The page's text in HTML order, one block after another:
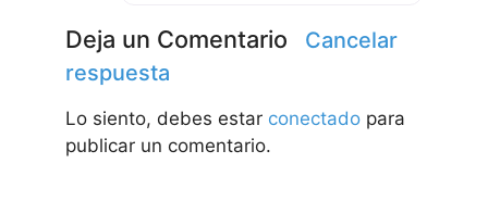
Deja un Comentario
Cancelar
respuesta
Lo siento, debes estar conectado para
publicar un comentario.